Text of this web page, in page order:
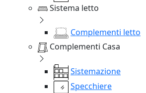
Sistema letto
Complementi letto
Complementi Casa
Sistemazione
Specchiere